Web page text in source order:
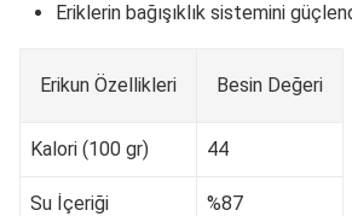
Eriklerin bağışıklık sistemini
Erikun Özellikleri Besin Değeri
Kalori (100 gr) 44
Su İçeriği %87